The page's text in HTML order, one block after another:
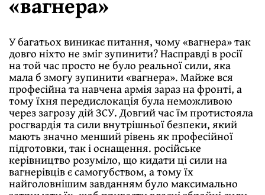
У багатьох виникає питання, чому «вагнера» так
довго ніхто не зміг зупинити? Насправді в росії
на той час просто не було реальної сили, яка
мала б змогу зупинити «вагнера». Майже вся
професійна та навчена армія зараз на фронті, а
тому їхня передислокація була неможливою
через загрозу дій ЗСУ. Довгий час їм протистояла
росгвардія та сили внутрішньої безпеки, який
мають значно менший рівень як професійної
підготовки, так і оснащення. російське
керівництво розуміло, що кидати ці сили на
вагнерівців є самогубством, а тому їх
найголовнішим завданням було максимально